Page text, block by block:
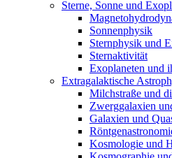
Sterne, Sonne und
Sonnenphysik
Sternphysik und
Sternaktivität
Exoplaneten und
Extragalaktische
Milchstraße und
Zwerggalaxien
Galaxien und
Kosmologie und